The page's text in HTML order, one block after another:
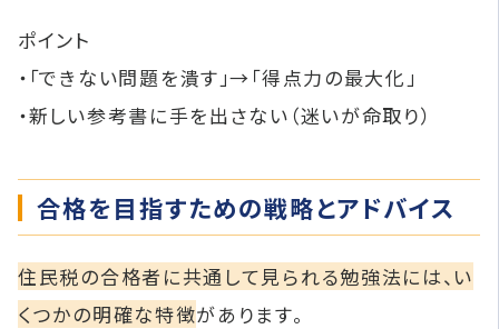
ポイント
・「できない問題を潰す」→「得点力の最大化」
・新しい参考書に手を出さない（迷いが命取り）
合格を目指すための戦略とアドバイス
住民税の合格者に共通して見られる勉強法には、い
くつかの明確な特徴があります。